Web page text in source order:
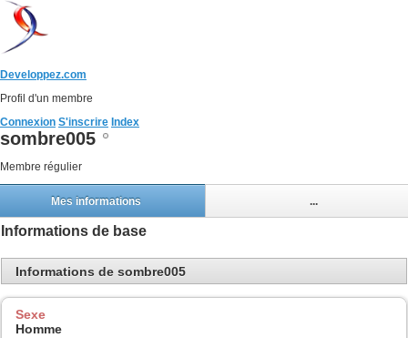
Developpez.com
Profil d'un membre
Connexion S'inscrire Index
sombre005
Membre régulier
Mes informations ...
Informations de base
Informations de sombre005
Sexe
Homme